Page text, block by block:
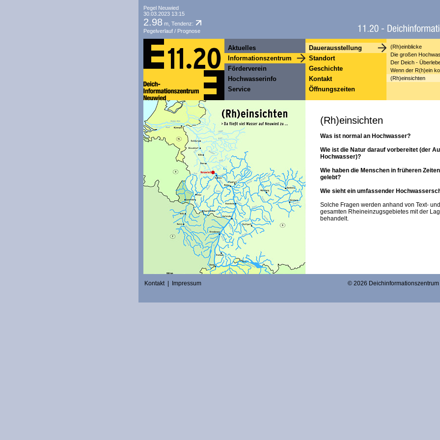
Pegel Neuwied
30.03.2023 13:15
2.98 m, Tendenz:
Pegelverlauf / Prognose
Aktuelles
Informationszentrum
Förderverein
Hochwasserinfo
Service
Dauerausstellung
Standort
Geschichte
Kontakt
Öffnungszeiten
(Rh)einblicke
Die großen
Der Deich -
Wenn der R(h)ein
(Rh)einsichten
(Rh)einsichten
Was ist normal an Hochwasser?
Wie ist die Natur darauf vorbereitet (der
Hochwasser)?
Wie haben die Menschen in früheren
gelebt?
Wie sieht ein umfassender
Solche Fragen werden anhand von Text-
gesamten Rheineinzugsgebietes mit der
behandelt.
Kontakt| Impressum © 2026